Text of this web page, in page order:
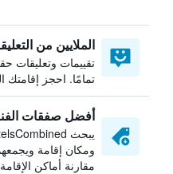
الملايين من
تقييمات وتعليقات
تمامًا. احجز إقامتك
أفضل صفقات
ومكان إقامة
مقارنة أماكن الإقامة